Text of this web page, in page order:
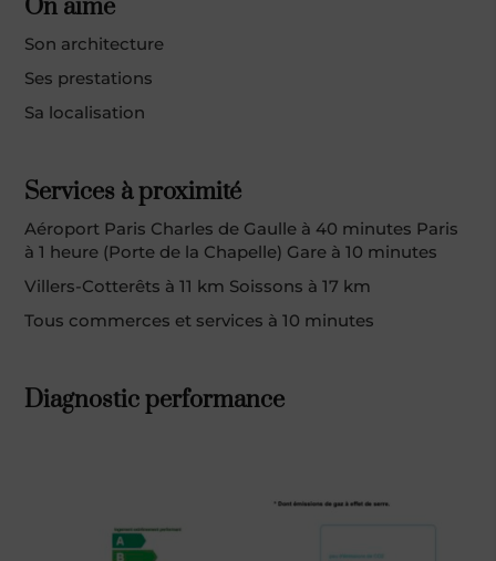
On aime
Son architecture
Ses prestations
Sa localisation
Services à proximité
Aéroport Paris Charles de Gaulle à 40 minutes Paris
à 1 heure (Porte de la Chapelle) Gare à 10 minutes
Villers-Cotterêts à 11 km Soissons à 17 km
Tous commerces et services à 10 minutes
Diagnostic performance